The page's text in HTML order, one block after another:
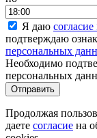
Я даю
подтверждаю
персональных
Необходимо
персональных
Отправить
Продолжая
даете согласие на